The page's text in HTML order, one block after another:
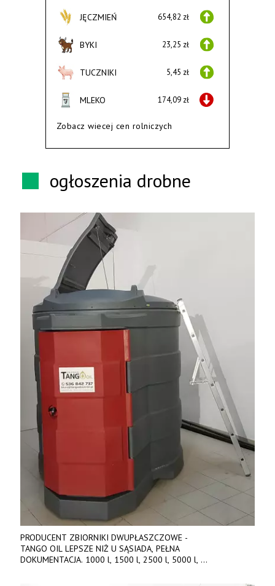
JĘCZMIEŃ 654,82 zł
BYKI 23,25 zł
TUCZNIKI 5,45 zł
MLEKO 174,09 zł
Zobacz wiecej cen rolniczych
ogłoszenia drobne
PRODUCENT ZBIORNIKI DWUPŁASZCZOWE -
TANGO OIL LEPSZE NIŻ U SĄSIADA, PEŁNA
DOKUMENTACJA. 1000 l, 1500 l, 2500 l, 5000 l,